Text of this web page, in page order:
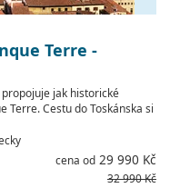
Terre -
jak historické
Terre. Cestu do Toskánska si
cena od 29 990 Kč
32 990 Kč